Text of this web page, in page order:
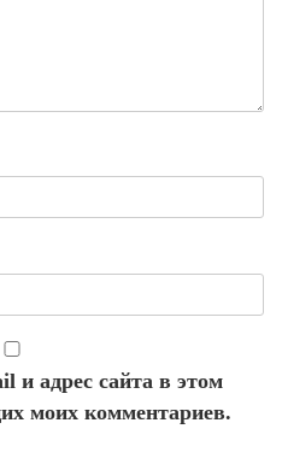
и адрес сайта в этом
моих комментариев.